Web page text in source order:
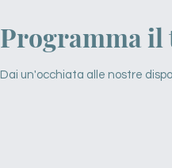
Programma il
Dai un'occhiata alle nostre